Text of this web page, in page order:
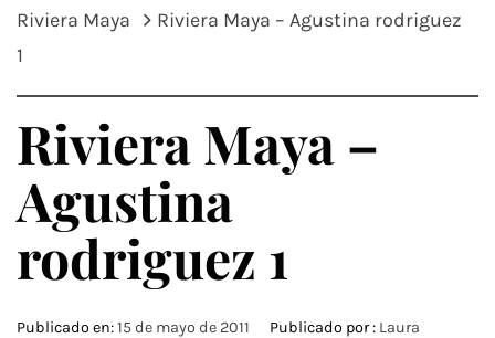
Riviera Maya
Riviera Maya – Agustina rodriguez
1
Riviera Maya –
Agustina
rodriguez 1
Publicado en:15 de mayo de 2011 Publicado por : Laura